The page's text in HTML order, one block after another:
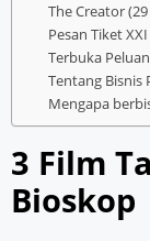
The Creator
Pesan Tiket
Terbuka
Tentang Bisnis
Mengapa
3 Film
Bioskop